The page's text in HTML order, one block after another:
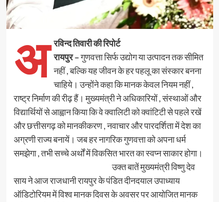
अ रविन्द तिवारी की रिपोर्ट
रायपुर –गुणवत्ता सिर्फ उद्योग या उत्पादन तक सीमित
नहीं , बल्कि यह जीवन के हर पहलू का संस्कार बनना
चाहिये। उन्होंने कहा कि मानक केवल नियम नहीं ,
राष्ट्र निर्माण की रीढ़ हैं। मुख्यमंत्री ने अधिकारियों , संस्थाओं और
विद्यार्थियों से आह्वान किया कि वे क्वालिटी को क्वांटिटी से पहले रखें‌
और छत्तीसगढ़ को मानकीकरण , नवाचार और पारदर्शिता में देश का
अग्रणी राज्य बनायें। जब हर नागरिक गुणवत्ता को अपना धर्म
समझेगा , तभी सच्चे अर्थों में विकसित भारत का स्वप्न साकार होगा।
उक्त बातें मुख्यमंत्री विष्णु देव
साय ने आज राजधानी रायपुर के पंडित दीनदयाल उपाध्याय
ऑडिटोरियम में विश्व मानक दिवस के अवसर पर आयोजित मानक